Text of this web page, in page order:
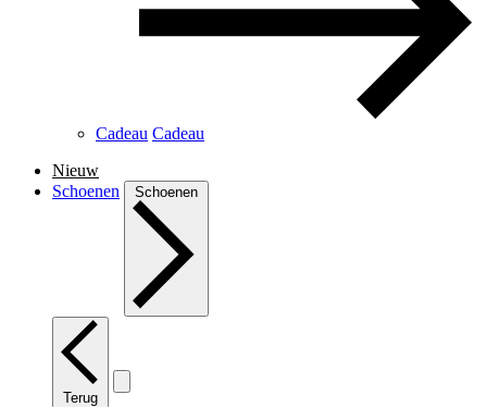
Cadeau Cadeau
Nieuw
Schoenen
Schoenen
Terug